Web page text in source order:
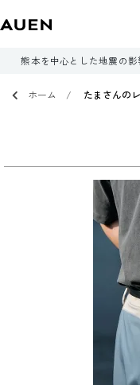
熊本を中心とした地震の
ホーム たまさんの